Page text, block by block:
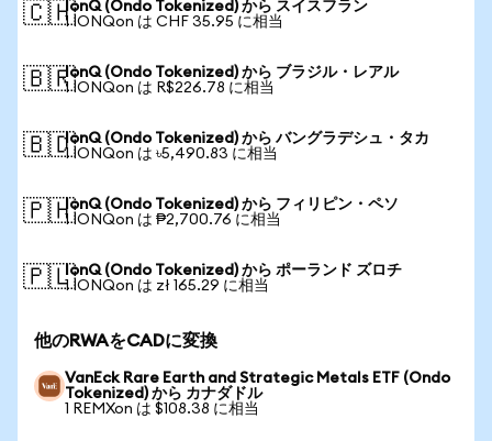
🇨🇭IonQ (Ondo Tokenized) から スイスフラン
1 IONQon は CHF 35.95 に相当
🇧🇷IonQ (Ondo Tokenized) から ブラジル・レアル
1 IONQon は R$226.78 に相当
🇧🇩IonQ (Ondo Tokenized) から バングラデシュ・タカ
1 IONQon は ৳5,490.83 に相当
🇵🇭IonQ (Ondo Tokenized) から フィリピン・ペソ
1 IONQon は ₱2,700.76 に相当
🇵🇱IonQ (Ondo Tokenized) から ポーランド ズロチ
1 IONQon は zł 165.29 に相当
他のRWAをCADに変換
VanEck Rare Earth and Strategic Metals ETF (Ondo
Tokenized) から カナダドル
1 REMXon は $108.38 に相当